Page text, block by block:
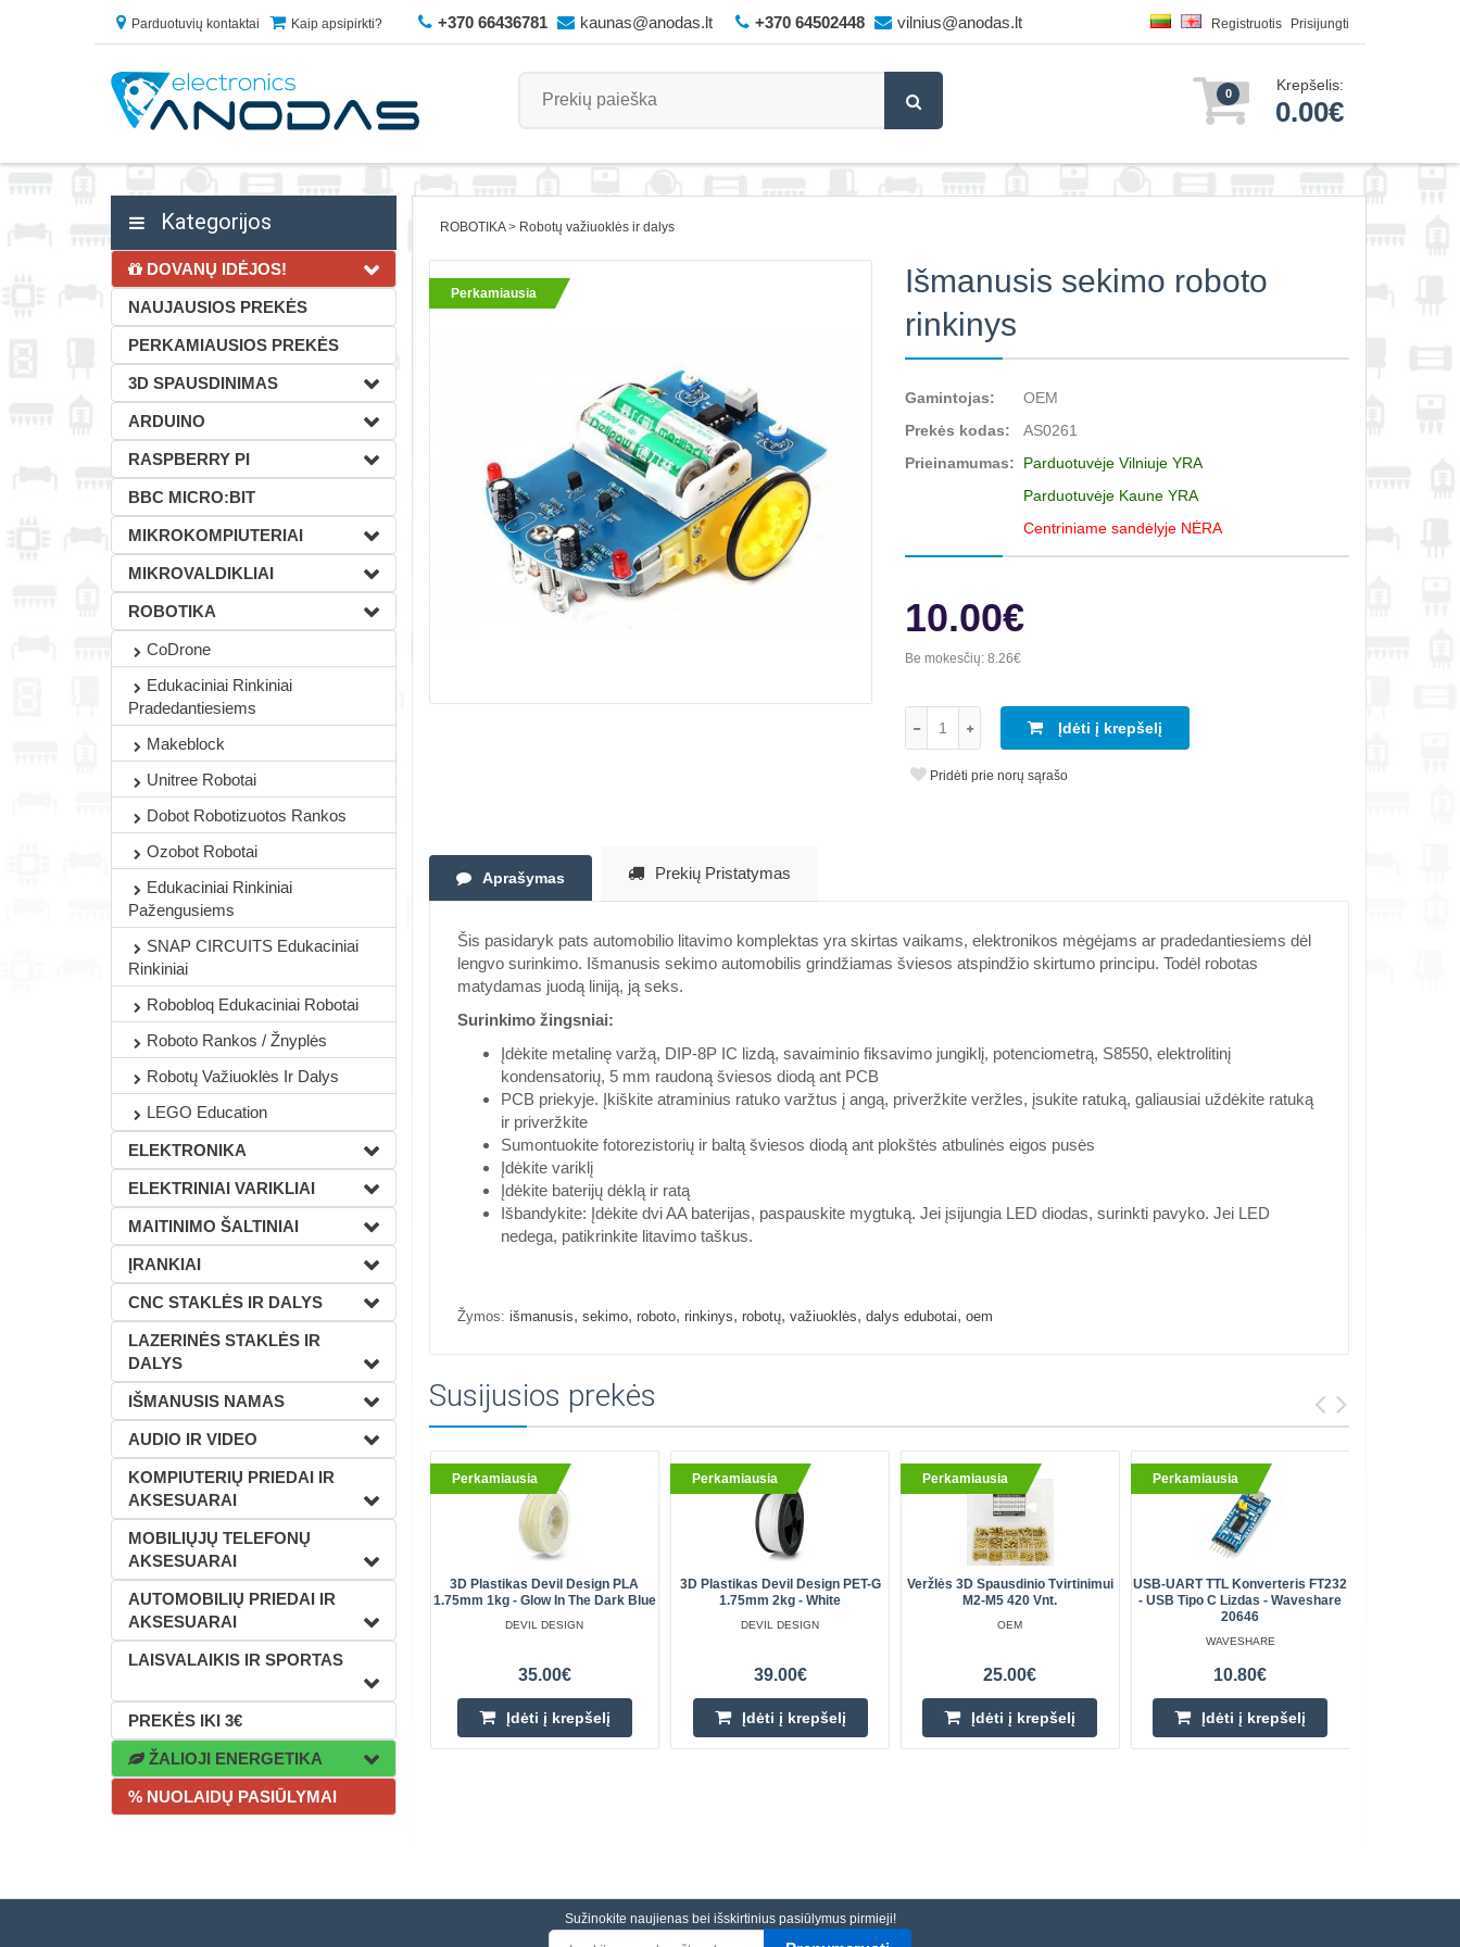
Parduotuvių kontaktai Kaip apsipirkti? +370 66436781 kaunas@anodas.lt +370 64502448 vilnius@anodas.lt Registruotis Prisijungti
0 Krepšelis:
0.00€
Kategorijos
DOVANŲ IDĖJOS!
NAUJAUSIOS PREKĖS
PERKAMIAUSIOS PREKĖS
3D SPAUSDINIMAS
ARDUINO
RASPBERRY PI
BBC MICRO:BIT
MIKROKOMPIUTERIAI
MIKROVALDIKLIAI
ROBOTIKA
CoDrone
Edukaciniai Rinkiniai
Pradedantiesiems
Makeblock
Unitree Robotai
Dobot Robotizuotos Rankos
Ozobot Robotai
Edukaciniai Rinkiniai
Pažengusiems
SNAP CIRCUITS Edukaciniai
Rinkiniai
Robobloq Edukaciniai Robotai
Roboto Rankos / Žnyplės
Robotų Važiuoklės Ir Dalys
LEGO Education
ELEKTRONIKA
ELEKTRINIAI VARIKLIAI
MAITINIMO ŠALTINIAI
ĮRANKIAI
CNC STAKLĖS IR DALYS
LAZERINĖS STAKLĖS IR
DALYS
IŠMANUSIS NAMAS
AUDIO IR VIDEO
KOMPIUTERIŲ PRIEDAI IR
AKSESUARAI
MOBILIŲJŲ TELEFONŲ
AKSESUARAI
AUTOMOBILIŲ PRIEDAI IR
AKSESUARAI
LAISVALAIKIS IR SPORTAS
PREKĖS IKI 3€
ŽALIOJI ENERGETIKA
% NUOLAIDŲ PASIŪLYMAI
ROBOTIKA Robotų važiuoklės ir dalys
Perkamiausia
Išmanusis sekimo roboto
rinkinys
Gamintojas:
OEM
Prekės kodas:
AS0261
Prieinamumas:
Parduotuvėje Vilniuje YRA
Parduotuvėje Kaune YRA
Centriniame sandėlyje NĖRA
10.00€
Be mokesčių:8.26€
Įdėti į krepšelį
Pridėti prie norų sąrašo
Aprašymas Prekių Pristatymas
Šis pasidaryk pats automobilio litavimo komplektas yra skirtas vaikams, elektronikos mėgėjams ar pradedantiesiems dėl
lengvo surinkimo. Išmanusis sekimo automobilis grindžiamas šviesos atspindžio skirtumo principu. Todėl robotas
matydamas juodą liniją, ją seks.
Surinkimo žingsniai:
Įdėkite metalinę varžą, DIP-8P IC lizdą, savaiminio fiksavimo jungiklį, potenciometrą, S8550, elektrolitinį
kondensatorių, 5 mm raudoną šviesos diodą ant PCB
PCB priekyje. Įkiškite atraminius ratuko varžtus į angą, priveržkite veržles, įsukite ratuką, galiausiai uždėkite ratuką
ir priveržkite
Sumontuokite fotorezistorių ir baltą šviesos diodą ant plokštės atbulinės eigos pusės
Įdėkite variklį
Įdėkite baterijų dėklą ir ratą
Išbandykite: Įdėkite dvi AA baterijas, paspauskite mygtuką. Jei įsijungia LED diodas, surinkti pavyko. Jei LED
nedega, patikrinkite litavimo taškus.
Žymos: išmanusis, sekimo, roboto, rinkinys, robotų, važiuoklės, dalys edubotai, oem
Susijusios prekės
Perkamiausia
3D Plastikas Devil Design PLA
1.75mm 1kg - Glow In The Dark Blue
DEVIL DESIGN
35.00€
Įdėti į krepšelį
Perkamiausia
3D Plastikas Devil Design PET-G
1.75mm 2kg - White
DEVIL DESIGN
39.00€
Įdėti į krepšelį
Perkamiausia
Veržlės 3D Spausdinio Tvirtinimui
M2-M5 420 Vnt.
OEM
25.00€
Įdėti į krepšelį
Perkamiausia
USB-UART TTL Konverteris FT232
- USB Tipo C Lizdas - Waveshare
20646
WAVESHARE
10.80€
Įdėti į krepšelį
Sužinokite naujienas bei išskirtinius pasiūlymus pirmieji!